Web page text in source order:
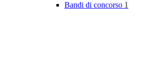
Bandi di concorso 1